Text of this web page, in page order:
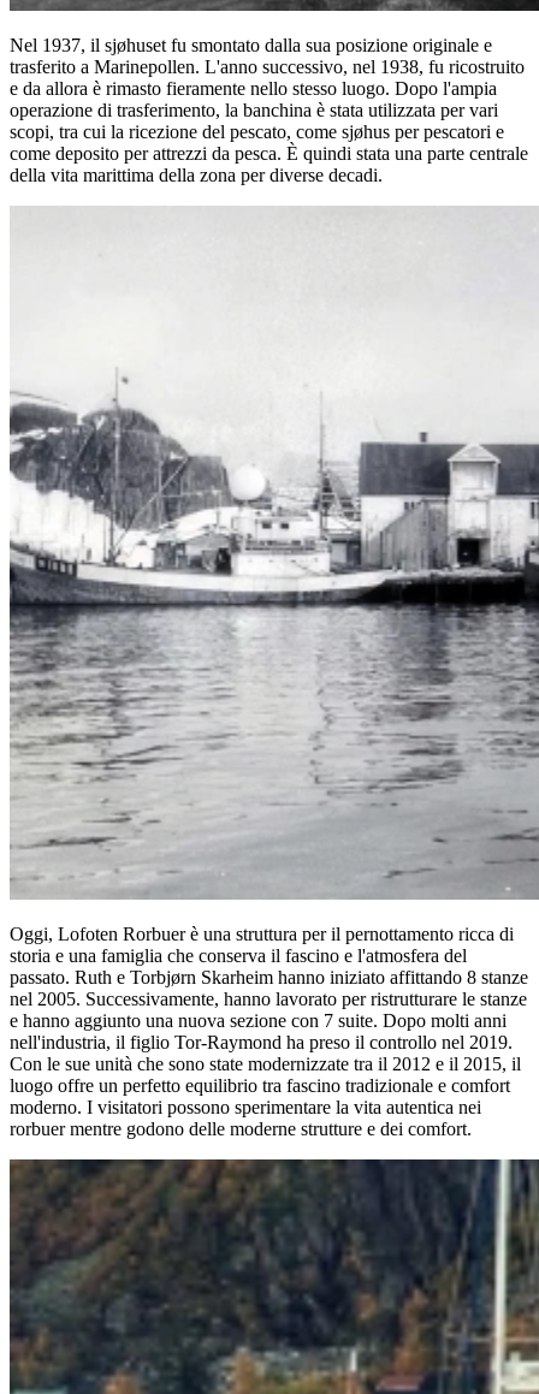
Nel 1937, il sjøhuset fu smontato dalla sua posizione originale e
trasferito a Marinepollen. L'anno successivo, nel 1938, fu ricostruito
e da allora è rimasto fieramente nello stesso luogo. Dopo l'ampia
operazione di trasferimento, la banchina è stata utilizzata per vari
scopi, tra cui la ricezione del pescato, come sjøhus per pescatori e
come deposito per attrezzi da pesca. È quindi stata una parte centrale
della vita marittima della zona per diverse decadi.
Oggi, Lofoten Rorbuer è una struttura per il pernottamento ricca di
storia e una famiglia che conserva il fascino e l'atmosfera del
passato. Ruth e Torbjørn Skarheim hanno iniziato affittando 8 stanze
nel 2005. Successivamente, hanno lavorato per ristrutturare le stanze
e hanno aggiunto una nuova sezione con 7 suite. Dopo molti anni
nell'industria, il figlio Tor-Raymond ha preso il controllo nel 2019.
Con le sue unità che sono state modernizzate tra il 2012 e il 2015, il
luogo offre un perfetto equilibrio tra fascino tradizionale e comfort
moderno. I visitatori possono sperimentare la vita autentica nei
rorbuer mentre godono delle moderne strutture e dei comfort.